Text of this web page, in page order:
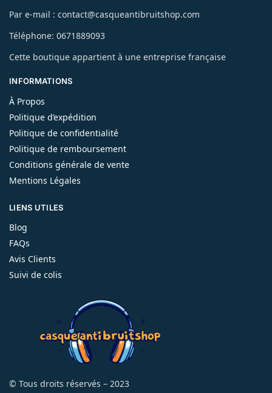
Par e-mail : contact@casqueantibruitshop.com
Téléphone: 0671889093
Cette boutique appartient à une entreprise française
INFORMATIONS
À Propos
Politique d’expédition
Politique de confidentialité
Politique de remboursement
Conditions générale de vente
Mentions Légales
LIENS UTILES
Blog
FAQs
Avis Clients
Suivi de colis
© Tous droits réservés – 2023